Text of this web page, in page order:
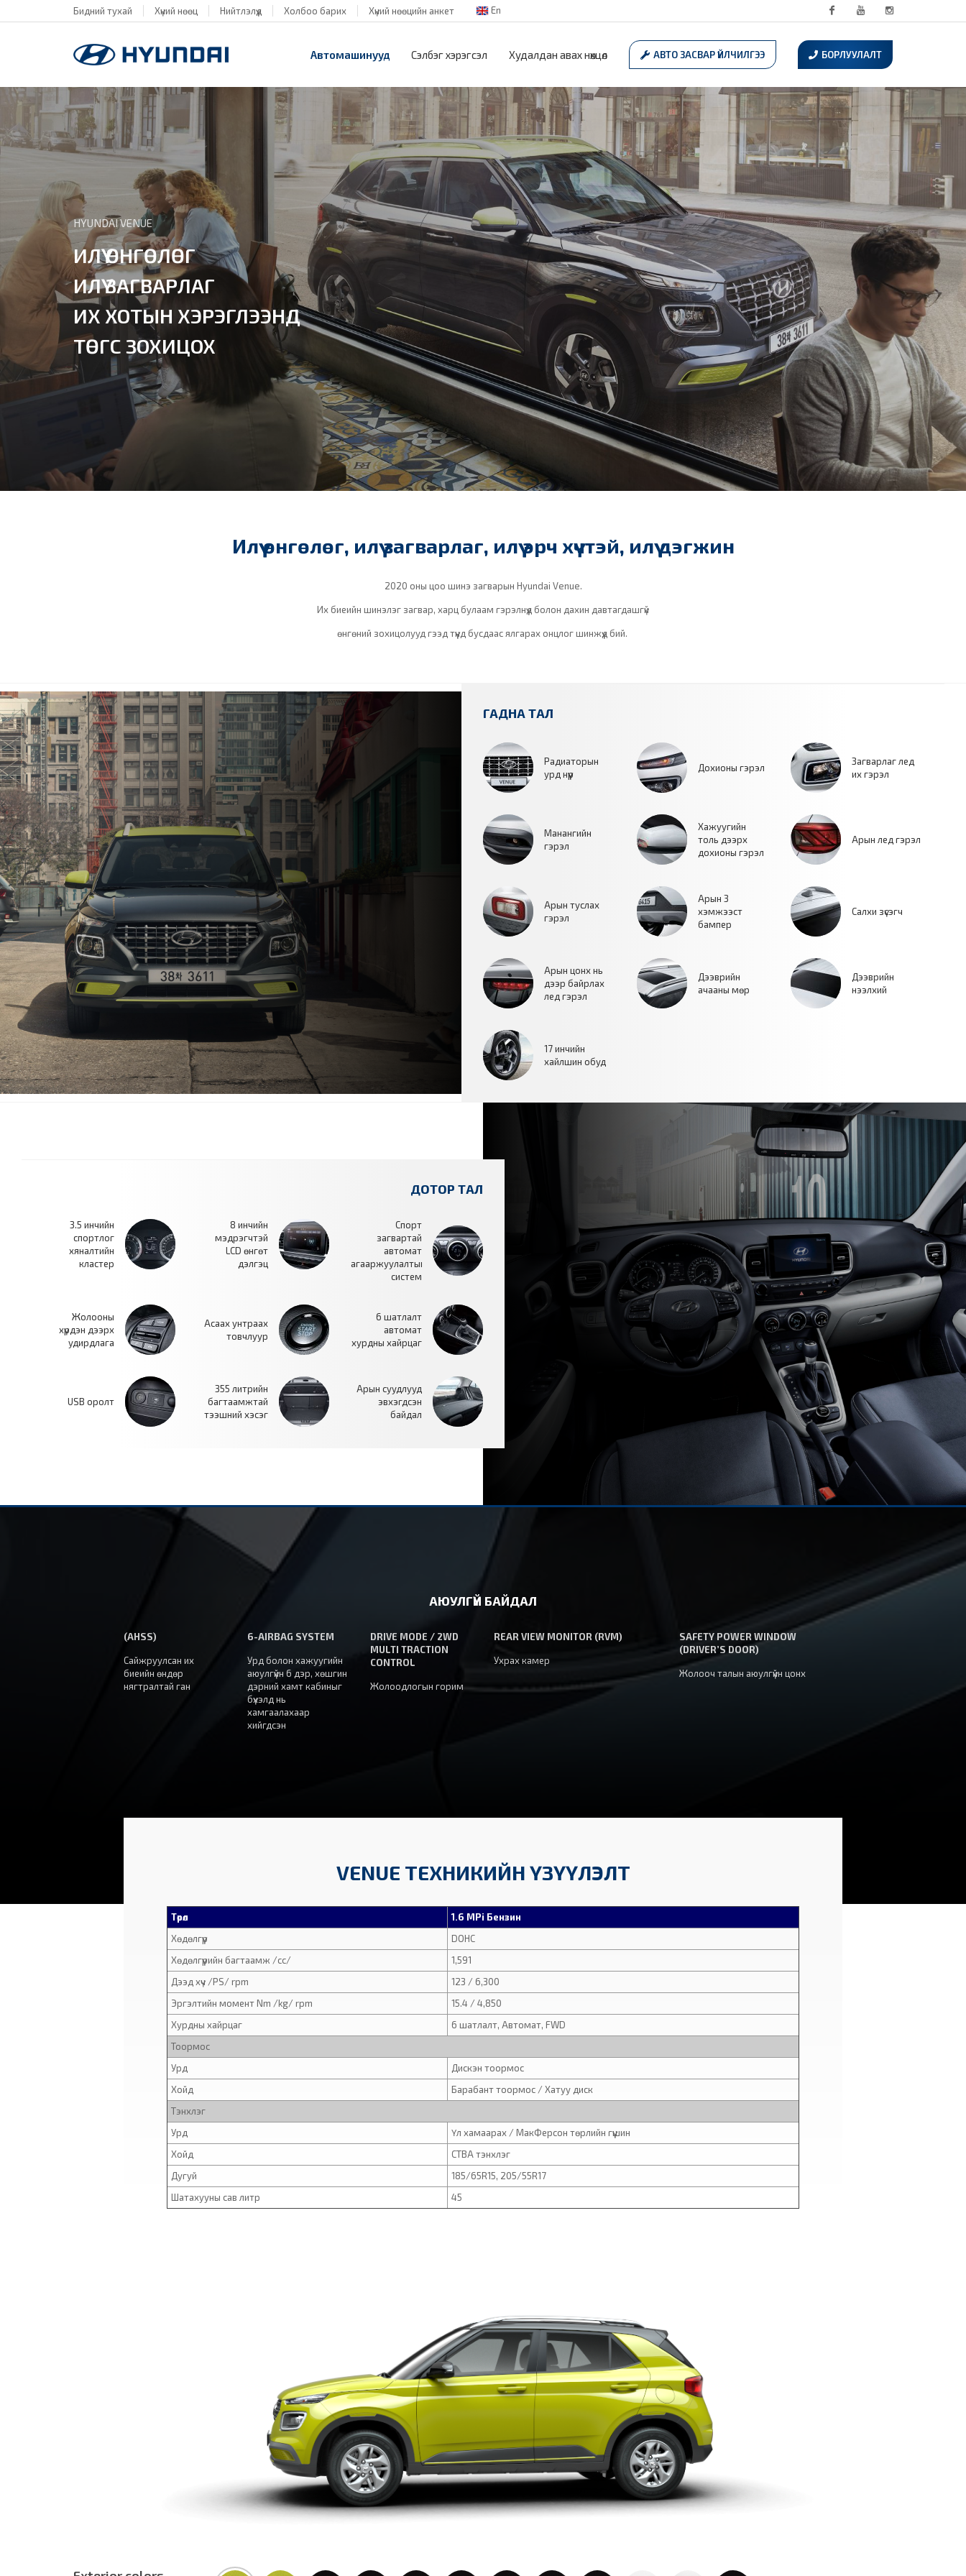
Бидний тухай Хүний нөөц Нийтлэлүүд Холбоо барих Хүний нөөцийн анкет
En
Автомашинууд Сэлбэг хэрэгсэл Худалдан авах нөхцөл АВТО ЗАСВАР ҮЙЛЧИЛГЭЭ БОРЛУУЛАЛТ
HYUNDAI VENUE
ИЛҮҮ ӨНГӨЛӨГ
ИЛҮҮ ЗАГВАРЛАГ
ИХ ХОТЫН ХЭРЭГЛЭЭНД
ТӨГС ЗОХИЦОХ
Илүү өнгөлөг, илүү загварлаг, илүү эрч хүчтэй, илүү дэгжин
2020 оны цоо шинэ загварын Hyundai Venue.
Их биеийн шинэлэг загвар, харц булаам гэрэлнүүд болон дахин давтагдашгүй
өнгөний зохицолууд гээд түүнд бусдаас ялгарах онцлог шинжүүд бий.
ГАДНА ТАЛ
Радиаторын
урд нүүр
Дохионы гэрэл
Загварлаг лед
их гэрэл
Манангийн
гэрэл
Хажуугийн
толь дээрх
дохионы гэрэл
Арын лед гэрэл
Арын туслах
гэрэл
Арын 3
хэмжээст
бампер
Салхи зүсэгч
Арын цонх нь
дээр байрлах
лед гэрэл
Дээврийн
ачааны мөр
Дээврийн
нээлхий
17 инчийн
хайлшин обуд
ДОТОР ТАЛ
3.5 инчийн
спортлог
хяналтийн
кластер
8 инчийн
мэдрэгчтэй
LCD өнгөт
дэлгэц
Спорт
загвартай
автомат
агааржуулалтын
систем
Жолооны
хүрдэн дээрх
удирдлага
Асаах унтраах
товчлуур
6 шатлалт
автомат
хурдны хайрцаг
USB оролт
355 литрийн
багтаамжтай
тээшний хэсэг
Арын суудлууд
эвхэгдсэн
байдал
АЮУЛГҮЙ БАЙДАЛ
(AHSS)
Сайжруулсан их
биеийн өндөр
нягтралтай ган
6-AIRBAG SYSTEM
Урд болон хажуугийн
аюулгүйн 6 дэр, хөшгин
дэрний хамт кабиныг
бүхэлд нь
хамгаалахаар
хийгдсэн
DRIVE MODE / 2WD
MULTI TRACTION
CONTROL
Жолоодлогын горим
REAR VIEW MONITOR (RVM)
Ухрах камер
SAFETY POWER WINDOW
(DRIVER’S DOOR)
Жолооч талын аюулгүйн цонх
VENUE ТЕХНИКИЙН ҮЗҮҮЛЭЛТ
Төрөл
1.6 MPi Бензин
Хөдөлгүүр
DOHC
Хөдөлгүүрийн багтаамж /cc/
1,591
Дээд хүч /PS/ rpm
123 / 6,300
Эргэлтийн момент Nm /kg/ rpm
15.4 / 4,850
Хурдны хайрцаг
6 шатлалт, Автомат, FWD
Тоормос
Урд
Дискэн тоормос
Хойд
Барабант тоормос / Хатуу диск
Тэнхлэг
Урд
Үл хамаарах / МакФерсон төрлийн гүүшин
Хойд
CTBA тэнхлэг
Дугуй
185/65R15, 205/55R17
Шатахууны сав литр
45